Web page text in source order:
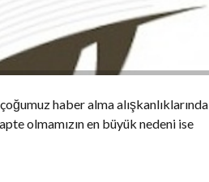
haber alma alışkanlıklarında
olmamızın en büyük nedeni ise